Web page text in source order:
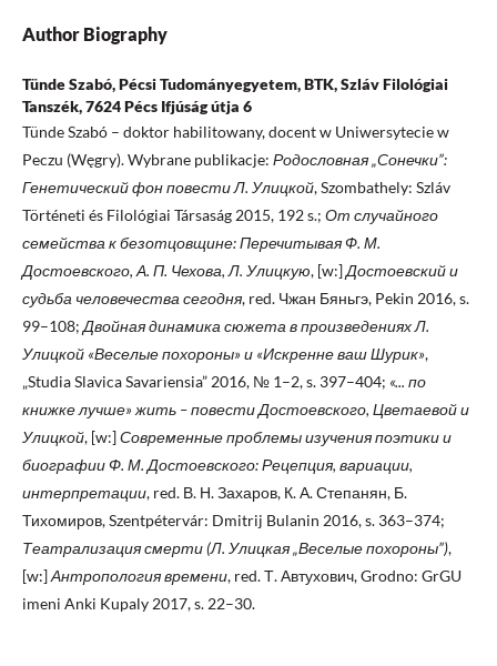
Author Biography
Tünde Szabó, Pécsi Tudományegyetem, BTK, Szláv Filológiai
Tanszék, 7624 Pécs Ifjúság útja 6
Tünde Szabó – doktor habilitowany, docent w Uniwersytecie w
Peczu (Węgry). Wybrane publikacje: Родословная „Сонечки”:
Генетический фон повести Л. Улицкой, Szombathely: Szláv
Történeti és Filológiai Társaság 2015, 192 s.; От случайного
семейства к безотцовщине: Перечитывая Ф. М.
Достоевского, А. П. Чехова, Л. Улицкую, [w:]Достоевский и
судьба человечества сегодня, red. Чжан Бяньгэ, Pekin 2016, s.
99–108; Двойная динамика сюжета в произведениях Л.
Улицкой «Веселые похороны» и «Искренне ваш Шурик»,
„Studia Slavica Savariensia” 2016, № 1–2, s. 397–404; «... по
книжке лучше» жить – повести Достоевского, Цветаевой и
Улицкой, [w:]Современные проблемы изучения поэтики и
биографии Ф. М. Достоевского: Рецепция, вариации,
интерпретации, red. В. Н. Захаров, К. А. Степанян, Б.
Тихомиров, Szentpétervár: Dmitrij Bulanin 2016, s. 363–374;
Театрализация смерти (Л. Улицкая „Веселые похороны”),
[w:]Антропология времени, red. Т. Автухович, Grodno: GrGU
imeni Anki Kupaly 2017, s. 22–30.